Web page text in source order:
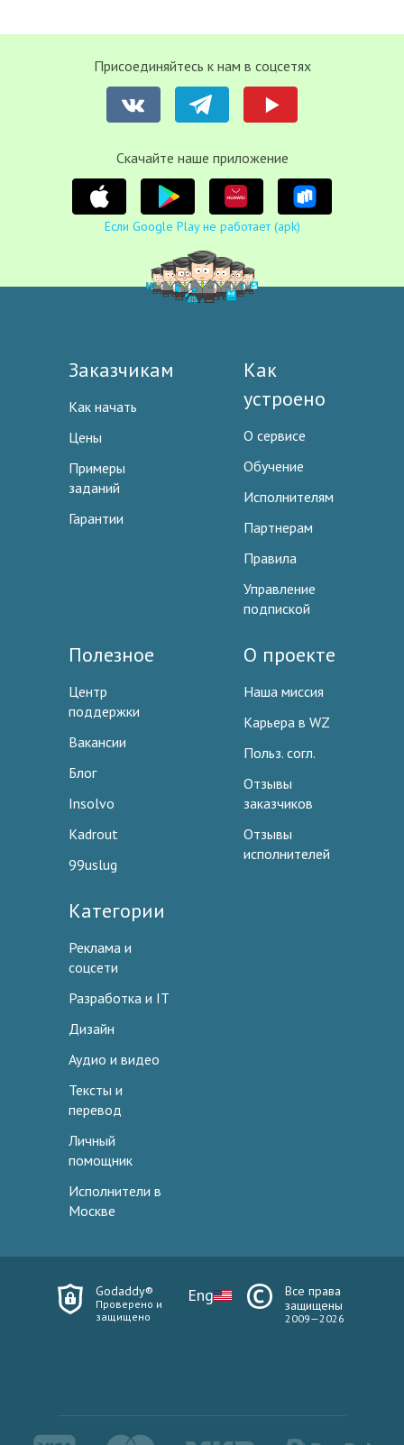
Присоединяйтесь к нам в соцсетях
Cкачайте наше приложение
Если Google Play не работает (apk)
Заказчикам
Как начать
Цены
Примеры
заданий
Гарантии
Как
устроено
О сервисе
Обучение
Исполнителям
Партнерам
Правила
Управление
подпиской
Полезное
Центр
поддержки
Вакансии
Блог
Insolvo
Kadrout
99uslug
О проекте
Наша миссия
Карьера в WZ
Польз. согл.
Отзывы
заказчиков
Отзывы
исполнителей
Категории
Реклама и
соцсети
Разработка и IT
Дизайн
Аудио и видео
Тексты и
перевод
Личный
помощник
Исполнители в
Москве
Godaddy®
Проверено и
защищено
Eng
Все права
защищены
2009—2026